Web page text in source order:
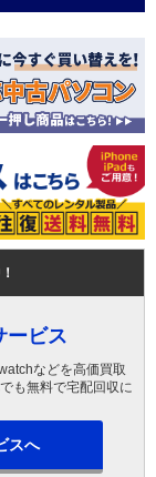
ービス
などを高価買取
も無料で宅配回収に
スへ